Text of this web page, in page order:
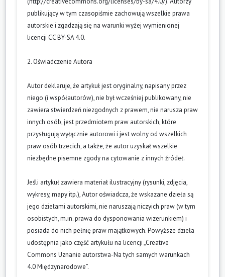
publikujący w tym czasopiśmie zachowują wszelkie prawa
autorskie i zgadzają się na warunki wyżej wymienionej
licencji CC BY-SA 4.0.
2. Oświadczenie Autora
Autor deklaruje, że artykuł jest oryginalny, napisany przez
niego (i współautorów), nie był wcześniej publikowany, nie
zawiera stwierdzeń niezgodnych z prawem, nie narusza praw
innych osób, jest przedmiotem praw autorskich, które
przysługują wyłącznie autorowi i jest wolny od wszelkich
praw osób trzecich, a także, że autor uzyskał wszelkie
niezbędne pisemne zgody na cytowanie z innych źródeł.
Jeśli artykuł zawiera materiał ilustracyjny (rysunki, zdjęcia,
wykresy, mapy itp.), Autor oświadcza, że wskazane dzieła są
jego dziełami autorskimi, nie naruszają niczyich praw (w tym
osobistych, m.in. prawa do dysponowania wizerunkiem) i
posiada do nich pełnię praw majątkowych. Powyższe dzieła
udostępnia jako część artykułu na licencji „Creative
Commons Uznanie autorstwa-Na tych samych warunkach
4.0 Międzynarodowe”.